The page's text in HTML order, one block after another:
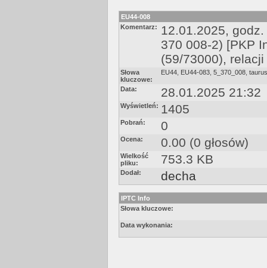
EU44-008
Komentarz:
12.01.2025,
370 008-2) [PKP
(59/73000),
Słowa
kluczowe:
EU44 EU44-083 5_370_008 taurus
Data: 28.01.2025 21:32
Wyświetleń: 1405
Pobrań: 0
Ocena: 0.00 (0 głosów)
Wielkość
pliku:
753.3 KB
Dodał: decha
IPTC Info
Słowa kluczowe:
Data wykonania: